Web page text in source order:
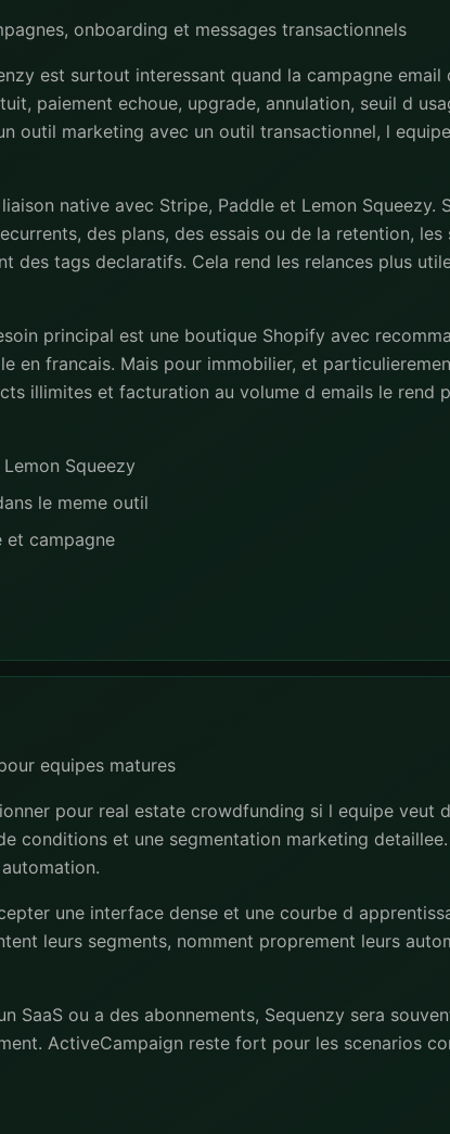
onboarding et messages transactionnels
est surtout interessant quand la campagne email
paiement echoue, upgrade, annulation, seuil d
outil marketing avec un outil transactionnel, l
native avec Stripe, Paddle et Lemon Squeezy.
des plans, des essais ou de la retention, les
des tags declaratifs. Cela rend les relances plus
principal est une boutique Shopify avec
en francais. Mais pour immobilier, et
illimites et facturation au volume d emails le rend
Squeezy
le meme outil
et campagne
equipes matures
pour real estate crowdfunding si l equipe veut
conditions et une segmentation marketing
une interface dense et une courbe d
leurs segments, nomment proprement leurs
SaaS ou a des abonnements, Sequenzy sera
ActiveCampaign reste fort pour les scenarios